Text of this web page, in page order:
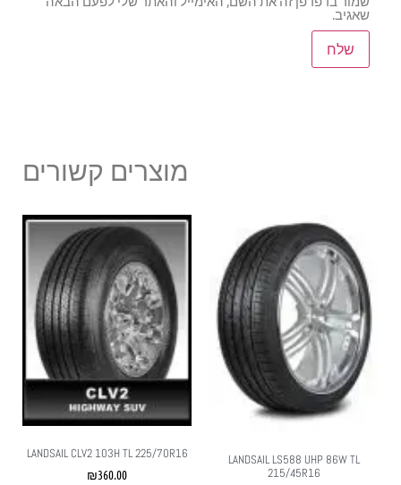
שאגיב.
מוצרים קשורים
LANDSAIL LS588 UHP 86W TL
215/45R16
LANDSAIL CLV2 103H TL 225/70R16
₪360.00